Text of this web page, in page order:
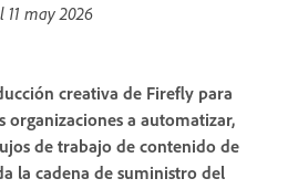
11 may 2026
creativa de Firefly para
organizaciones a automatizar,
de trabajo de contenido de
la cadena de suministro del